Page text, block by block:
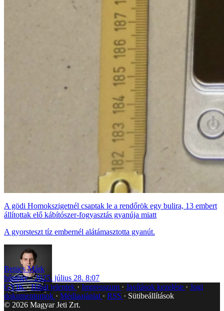
A gödi Homokszigetnél csaptak le a rendőrök egy bulira, 13 embert
állítottak elő kábítószer-fogyasztás gyanúja miatt
A gyorsteszt tíz embernél alátámasztotta gyanút.
Benics Márk
bűnügy
2025. július 28. 8:07
GYIK Hibát jelentek Impresszum Javítások kezelése
Jogi
dokumentumok
Médiaajánlat RSS
Sütibeállítások
© 2026 Magyar Jeti Zrt.